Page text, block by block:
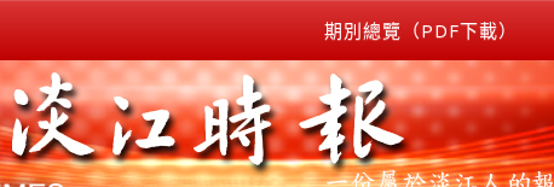
期別總覽（PDF下載）